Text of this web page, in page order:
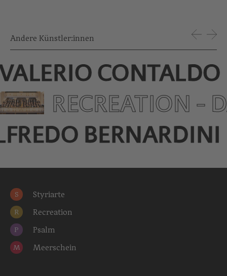
Andere Künstler:innen
CONTALDO
RECREATION -
BERNARDINI
S Styriarte
R Recreation
P Psalm
M Meerschein